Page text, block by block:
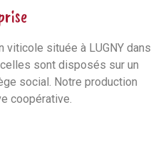
viticole située à LUGNY dans
sont disposés sur un
social. Notre production
coopérative.